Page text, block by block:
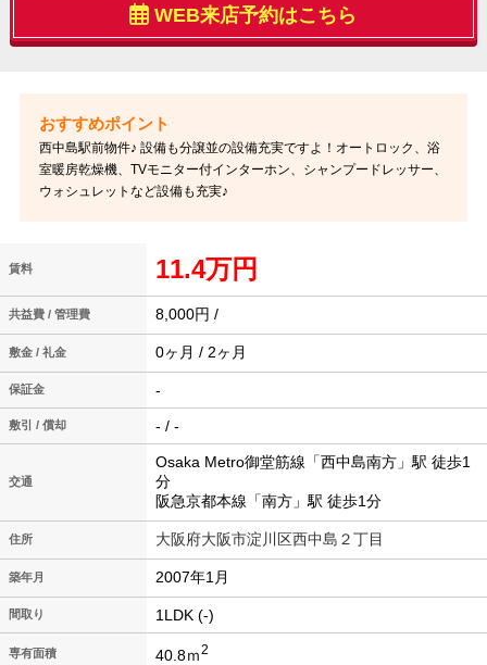
WEB来店予約はこちら
西中島駅前物件♪ 設備も分譲並の設備充実ですよ！オートロック、浴
室暖房乾燥機、TVモニター付インターホン、シャンプードレッサー、
ウォシュレットなど設備も充実♪
賃料 11.4万円
共益費 / 管理費 8,000円 /
敷金 / 礼金 0ヶ月 / 2ヶ月
保証金 -
敷引 / 償却 - / -
交通
Osaka Metro御堂筋線「西中島南方」駅 徒歩1
分
阪急京都本線「南方」駅 徒歩1分
住所 大阪府大阪市淀川区西中島２丁目
築年月 2007年1月
間取り 1LDK (-)
専有面積 40.8ｍ2